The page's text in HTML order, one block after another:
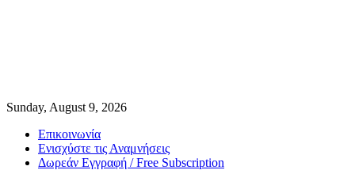
Sunday, August 9, 2026
Επικοινωνία
Ενισχύστε τις Αναμνήσεις
Δωρεάν Εγγραφή / Free Subscription